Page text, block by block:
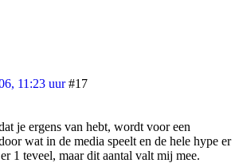
11:23 uur #17
je ergens van hebt, wordt voor een
wat in de media speelt en de hele hype er
1 teveel, maar dit aantal valt mij mee.